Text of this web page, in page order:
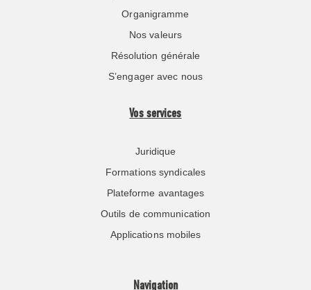
Organigramme
Nos valeurs
Résolution générale
S’engager avec nous
Vos services
Juridique
Formations syndicales
Plateforme avantages
Outils de communication
Applications mobiles
Navigation